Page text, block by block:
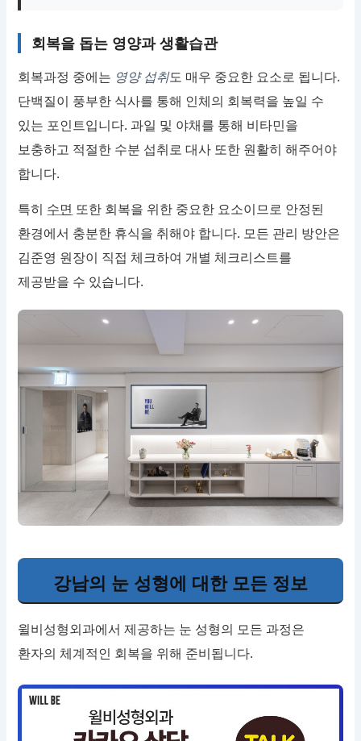
회복을 돕는 영양과 생활습관
회복과정 중에는 영양 섭취도 매우 중요한 요소로 됩니다.
단백질이 풍부한 식사를 통해 인체의 회복력을 높일 수
있는 포인트입니다. 과일 및 야채를 통해 비타민을
보충하고 적절한 수분 섭취로 대사 또한 원활히 해주어야
합니다.
특히 수면 또한 회복을 위한 중요한 요소이므로 안정된
환경에서 충분한 휴식을 취해야 합니다. 모든 관리 방안은
김준영 원장이 직접 체크하여 개별 체크리스트를
제공받을 수 있습니다.
강남의 눈 성형에 대한 모든 정보
윌비성형외과에서 제공하는 눈 성형의 모든 과정은
환자의 체계적인 회복을 위해 준비됩니다.